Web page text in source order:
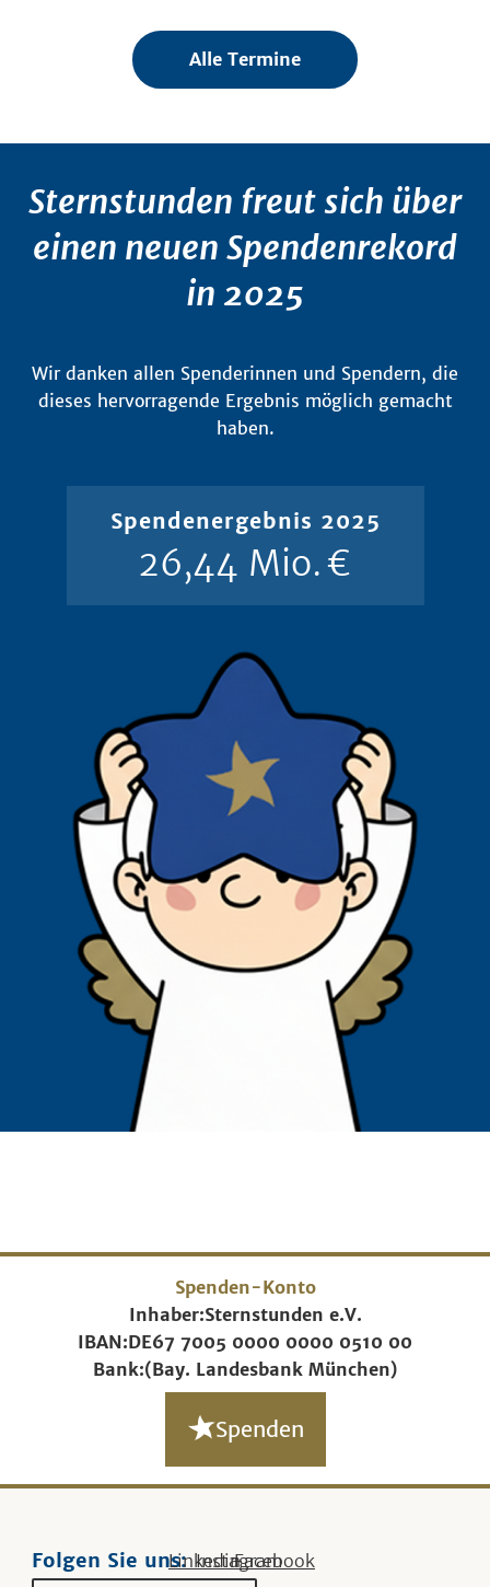
Alle Termine
Sternstunden freut sich über
einen neuen Spendenrekord
in 2025
Wir danken allen Spenderinnen und Spendern, die
dieses hervorragende Ergebnis möglich gemacht
haben.
Spendenergebnis 2025
26,44 Mio.
Spenden-Konto
Inhaber:Sternstunden e.V.
IBAN:DE67 7005 0000 0000 0510 00
Bank:(Bay. Landesbank München)
Spenden
Folgen Sie uns:Linkedin
Instagram
Facebook